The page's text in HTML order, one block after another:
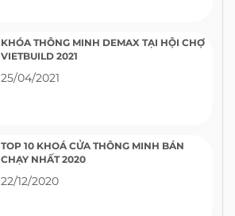
KHÓA THÔNG MINH DEMAX TẠI HỘI CHỢ
VIETBUILD 2021
25/04/2021
TOP 10 KHOÁ CỬA THÔNG MINH BÁN
CHẠY NHẤT 2020
22/12/2020